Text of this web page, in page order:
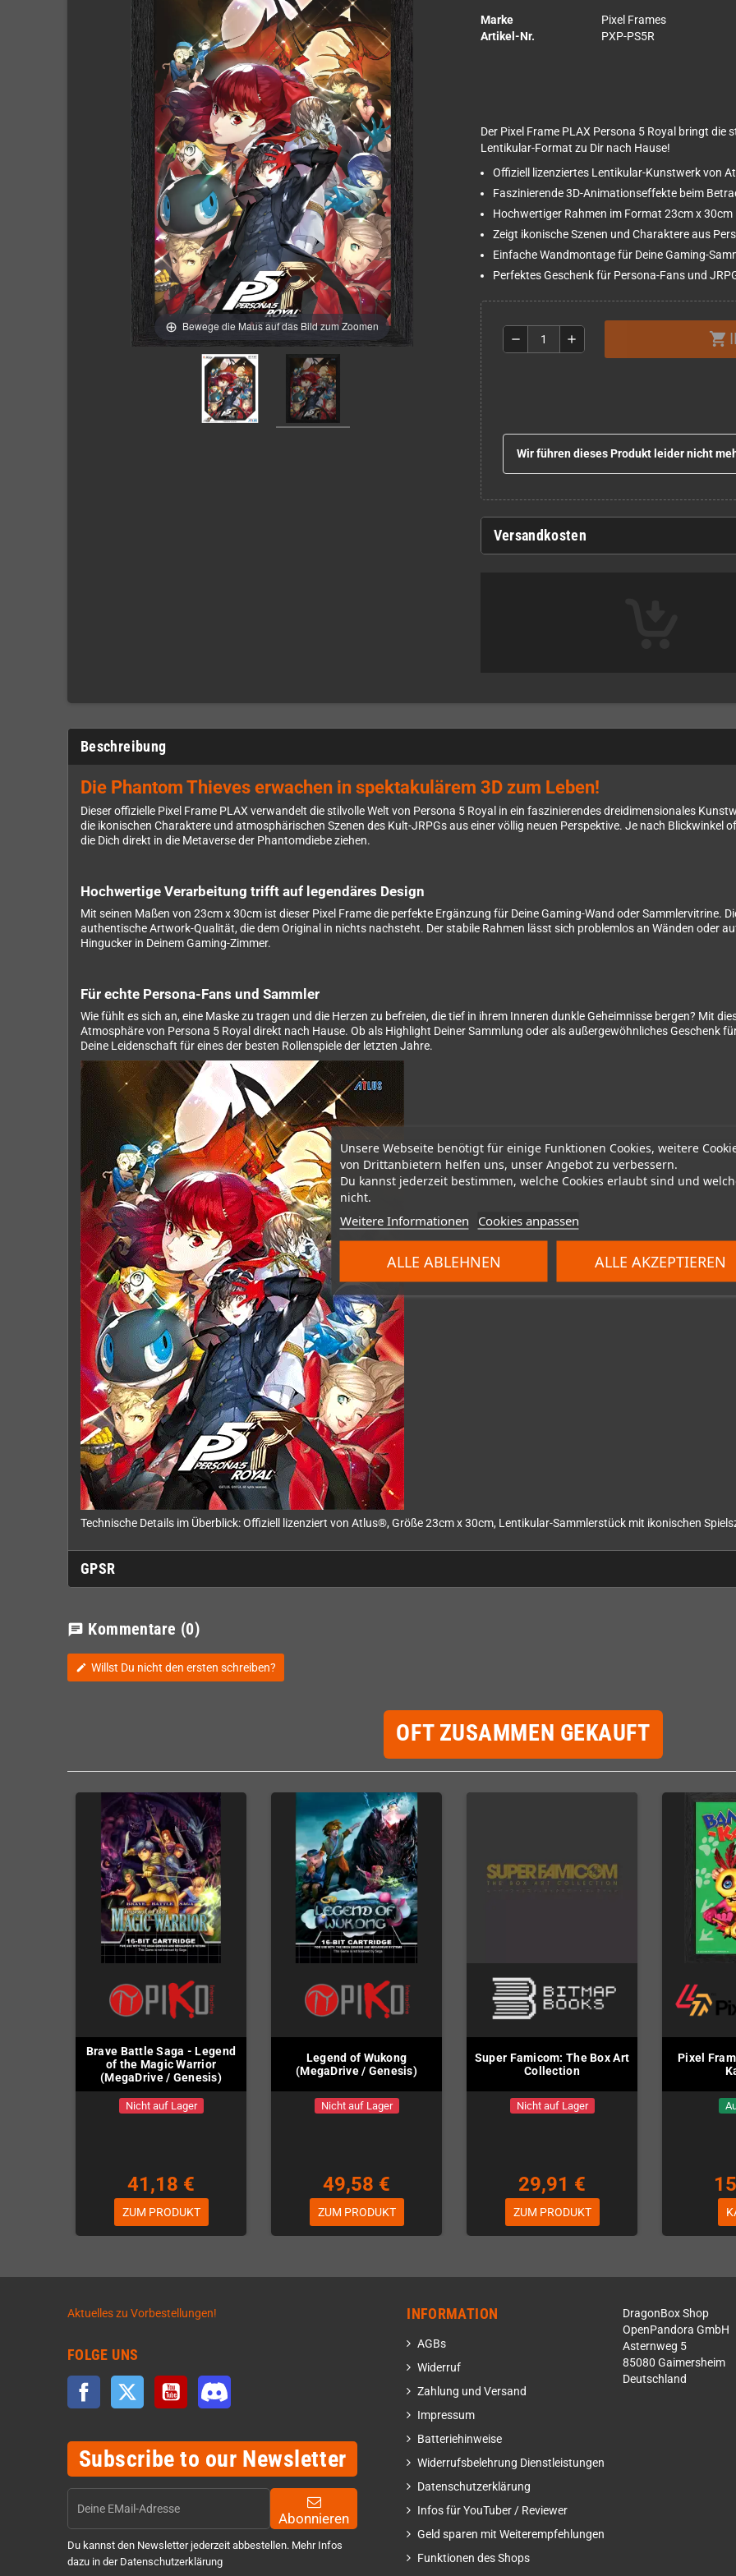
Unsere Webseite benötigt für einige Funktionen Cookies, weitere
von Drittanbietern helfen uns, unser Angebot zu verbessern.
Du kannst jederzeit bestimmen, welche Cookies erlaubt sind und
nicht.
Weitere Informationen Cookies anpassen
ALLE ABLEHNEN ALLE AKZEPTIEREN
Bewege die Maus auf das Bild zum Zoomen
Marke
Pixel Frames
Artikel-Nr.
PXP-PS5R
Der Pixel Frame PLAX Persona 5 Royal bringt
Lentikular-Format zu Dir nach Hause!
Offiziell lizenziertes Lentikular-Kunstwerk von
Faszinierende 3D-Animationseffekte beim
Hochwertiger Rahmen im Format 23cm x 30cm
Zeigt ikonische Szenen und Charaktere aus
Einfache Wandmontage für Deine Gaming-
Perfektes Geschenk für Persona-Fans und
remove add shopping_cart
Wir führen dieses Produkt leider nicht
Versandkosten
Beschreibung
Die Phantom Thieves erwachen in spektakulärem 3D zum Leben!
Dieser offizielle Pixel Frame PLAX verwandelt die stilvolle Welt von Persona 5 Royal in ein faszinierendes dreidimensionales
die ikonischen Charaktere und atmosphärischen Szenen des Kult-JRPGs aus einer völlig neuen Perspektive. Je nach Blickwinkel
die Dich direkt in die Metaverse der Phantomdiebe ziehen.
Hochwertige Verarbeitung trifft auf legendäres Design
Mit seinen Maßen von 23cm x 30cm ist dieser Pixel Frame die perfekte Ergänzung für Deine Gaming-Wand oder Sammlervitrine.
authentische Artwork-Qualität, die dem Original in nichts nachsteht. Der stabile Rahmen lässt sich problemlos an Wänden oder
Hingucker in Deinem Gaming-Zimmer.
Für echte Persona-Fans und Sammler
Wie fühlt es sich an, eine Maske zu tragen und die Herzen zu befreien, die tief in ihrem Inneren dunkle Geheimnisse bergen? Mit
Atmosphäre von Persona 5 Royal direkt nach Hause. Ob als Highlight Deiner Sammlung oder als außergewöhnliches Geschenk
Deine Leidenschaft für eines der besten Rollenspiele der letzten Jahre.
Technische Details im Überblick: Offiziell lizenziert von Atlus®, Größe 23cm x 30cm, Lentikular-Sammlerstück mit ikonischen
GPSR
chat Kommentare (0)
edit Willst Du nicht den ersten schreiben?
OFT ZUSAMMEN GEKAUFT
Brave Battle Saga - Legend
of the Magic Warrior
(MegaDrive / Genesis)
Nicht auf Lager
41,18 €
ZUM PRODUKT
Legend of Wukong
(MegaDrive / Genesis)
Nicht auf Lager
49,58 €
ZUM PRODUKT
Super Famicom: The Box Art
Collection
Nicht auf Lager
29,91 €
ZUM PRODUKT
Pixel
Aktuelles zu Vorbestellungen!
FOLGE UNS
Facebook Twitter YouTube
Subscribe to our Newsletter
Abonnieren
Du kannst den Newsletter jederzeit abbestellen. Mehr Infos
dazu in der Datenschutzerklärung
INFORMATION
AGBs
Widerruf
Zahlung und Versand
Impressum
Batteriehinweise
Widerrufsbelehrung Dienstleistungen
Datenschutzerklärung
Infos für YouTuber / Reviewer
Geld sparen mit Weiterempfehlungen
Funktionen des Shops
DragonBox Shop
OpenPandora GmbH
Asternweg 5
85080 Gaimersheim
Deutschland